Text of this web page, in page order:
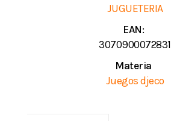
JUGUETERIA
EAN:
3070900072831
Materia
Juegos djeco